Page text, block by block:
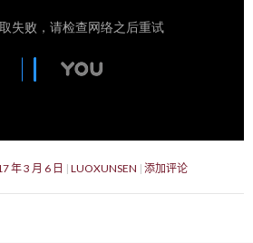
年 3 月 6 日 LUOXUNSEN 添加评论